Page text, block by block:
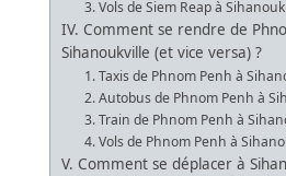
3. Vols de Siem Reap à
IV. Comment se rendre de
Sihanoukville (et vice versa) ?
1. Taxis de Phnom Penh à
2. Autobus de Phnom Penh à
3. Train de Phnom Penh à
4. Vols de Phnom Penh à
V. Comment se déplacer à